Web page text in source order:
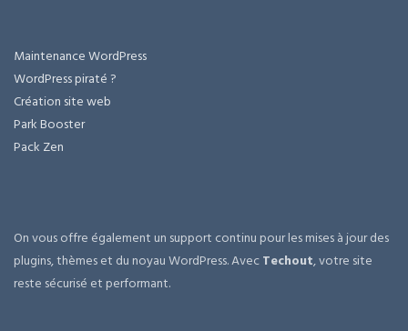
Maintenance WordPress
WordPress piraté ?
Création site web
Park Booster
Pack Zen
On vous offre également un support continu pour les mises à jour des
plugins, thèmes et du noyau WordPress. AvecTechout, votre site
reste sécurisé et performant.